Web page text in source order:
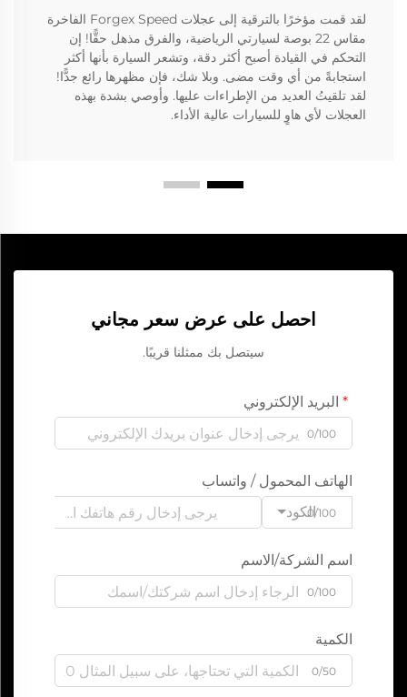
لقد قمت مؤخرًا بالترقية إلى عجلات Forgex Speed الفاخرة
مقاس 22 بوصة لسيارتي الرياضية، والفرق مذهل حقًّا! إن
التحكم في القيادة أصبح أكثر دقة، وتشعر السيارة بأنها أكثر
استجابةً من أي وقت مضى. وبلا شك، فإن مظهرها رائع جدًّا!
لقد تلقيتُ العديد من الإطراءات عليها. وأوصي بشدة بهذه
العجلات لأي هاوٍ للسيارات عالية الأداء.
احصل على عرض سعر مجاني
سيتصل بك ممثلنا قريبًا.
البريد الإلكتروني
0/100
الهاتف المحمول / واتساب
الكود0/100
اسم الشركة/الاسم
0/100
الكمية
0/50